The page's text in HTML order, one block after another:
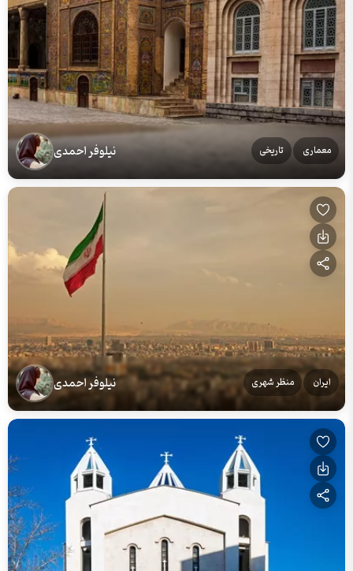
معماری تاریخی نیلوفر احمدی
ایران منظر شهری نیلوفر احمدی